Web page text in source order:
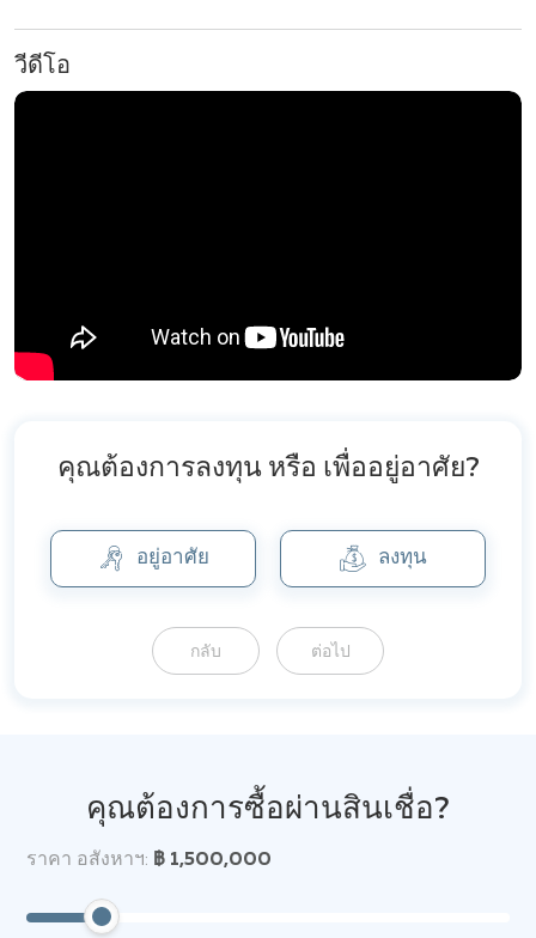
วีดีโอ
คุณต้องการลงทุน หรือ เพื่ออยู่อาศัย?
อยู่อาศัย ลงทุน
กลับ ต่อไป
คุณต้องการซื้อผ่านสินเชื่อ?
ราคา อสังหาฯ: ฿ 1,500,000